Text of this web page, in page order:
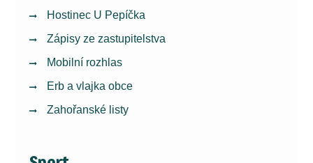
Hostinec U Pepíčka
Zápisy ze zastupitelstva
Mobilní rozhlas
Erb a vlajka obce
Zahořanské listy